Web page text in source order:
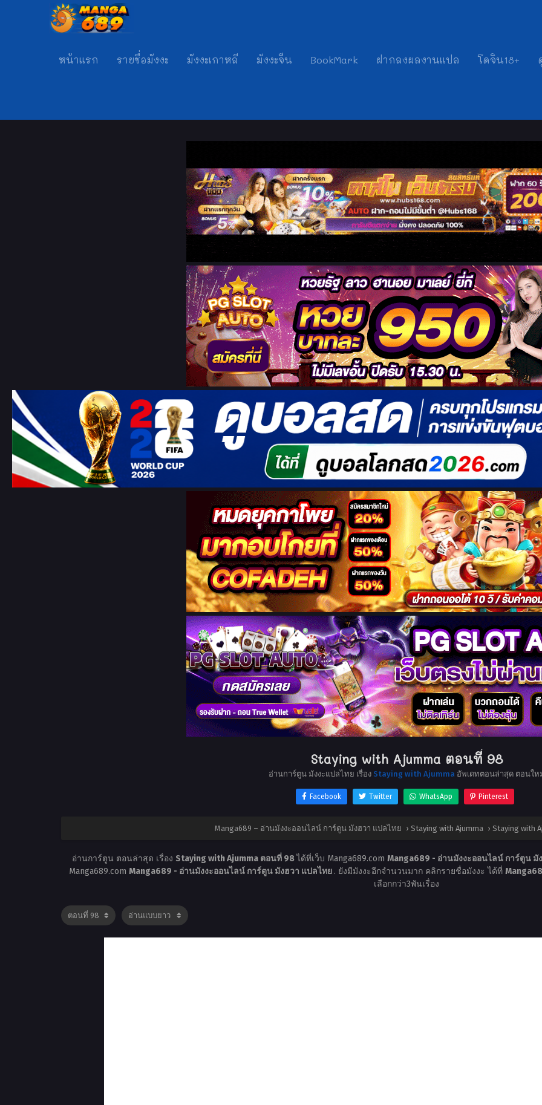
หน้าแรก รายชื่อมังงะ มังงะเกาหลี มังงะจีน BookMark ฝากลงผลงานแปล โดจิน18+
Staying with Ajumma ตอนที่ 98
อ่านการ์ตูน มังงะแปลไทย เรื่อง Staying with Ajumma อัพเดทตอนล่าสุด ตอนให
Facebook Twitter WhatsApp Pinterest
Manga689 – อ่านมังงะออนไลน์ การ์ตูน มังฮวา แปลไทย › Staying with Ajumma › Staying with
อ่านการ์ตูน ตอนล่าสุด เรื่อง Staying with Ajumma ตอนที่ 98ได้ที่เว็บ Manga689.com Manga689 - อ่านมังงะออนไลน์ การ์ตูน มั
Manga689.com Manga689 - อ่านมังงะออนไลน์ การ์ตูน มังฮวา แปลไทย . ยังมีมังงะอีกจำนวนมาก คลิกรายชื่อมังงะ ได้ที่
เลือกกว่า3พันเรื่อง